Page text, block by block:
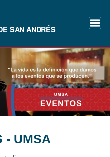
SAN ANDRÉS
- UMSA